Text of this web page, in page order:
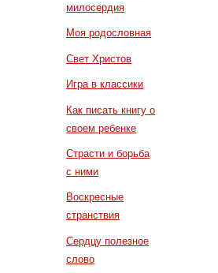
милосердия
Моя родословная
Свет Христов
Игра в классики
Как писать книгу о
своем ребенке
Страсти и борьба
с ними
Воскресные
странствия
Сердцу полезное
слово